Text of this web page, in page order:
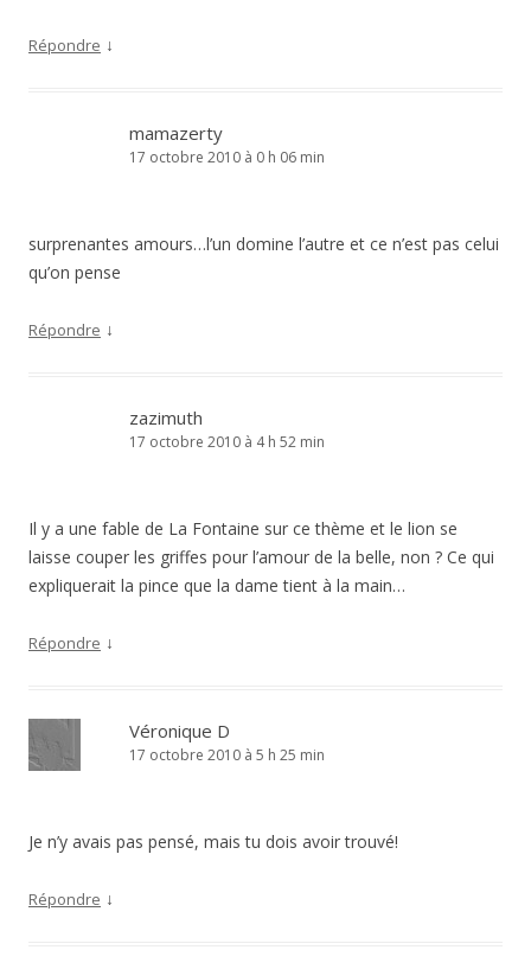
Répondre ↓
mamazerty
17 octobre 2010 à 0 h 06 min
surprenantes amours…l’un domine l’autre et ce n’est pas celui
qu’on pense
Répondre ↓
zazimuth
17 octobre 2010 à 4 h 52 min
Il y a une fable de La Fontaine sur ce thème et le lion se
laisse couper les griffes pour l’amour de la belle, non ? Ce qui
expliquerait la pince que la dame tient à la main…
Répondre ↓
Véronique D
17 octobre 2010 à 5 h 25 min
Je n’y avais pas pensé, mais tu dois avoir trouvé!
Répondre ↓